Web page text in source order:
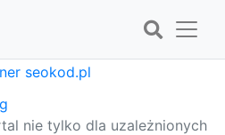
nie tylko dla uzależnionych